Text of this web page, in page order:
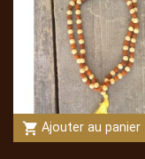
shopping_cart Ajouter au panier